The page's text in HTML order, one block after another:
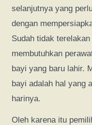
selanjutnya yang
dengan
Sudah tidak
membutuhkan
bayi yang baru lahir.
bayi adalah hal yang
harinya.
Oleh karena itu